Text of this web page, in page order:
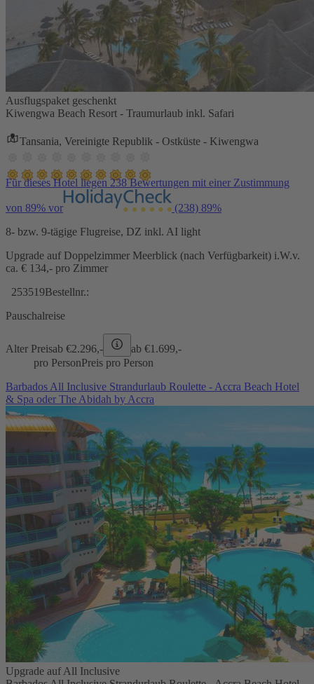
Ausflugspaket geschenkt
Kiwengwa Beach Resort - Traumurlaub inkl. Safari
Tansania, Vereinigte Republik - Ostküste - Kiwengwa
Für dieses Hotel liegen 238 Bewertungen mit einer Zustimmung
von 89% vor (238) 89%
8- bzw. 9-tägige Flugreise, DZ inkl. AI light
Upgrade auf Doppelzimmer Meerblick (nach Verfügbarkeit) i.W.v.
ca. € 134,- pro Zimmer
253519Bestellnr.:
Pauschalreise
Alter Preisab €2.296,- ab €1.699,-
pro PersonPreis pro Person
Barbados All Inclusive Strandurlaub Roulette - Accra Beach Hotel
& Spa oder The Abidah by Accra
Upgrade auf All Inclusive